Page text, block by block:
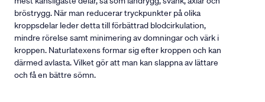
bröstrygg. När man reducerar tryckpunkter på olika
kroppsdelar leder detta till förbättrad blodcirkulation,
mindre rörelse samt minimering av domningar och värk i
kroppen. Naturlatexens formar sig efter kroppen och kan
därmed avlasta. Vilket gör att man kan slappna av lättare
och få en bättre sömn.